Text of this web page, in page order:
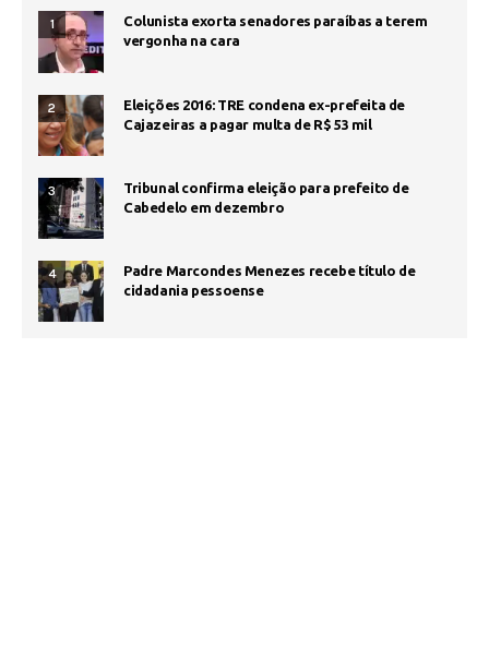
1
Colunista exorta senadores paraíbas a terem
vergonha na cara
2
Eleições 2016: TRE condena ex-prefeita de
Cajazeiras a pagar multa de R$ 53 mil
3
Tribunal confirma eleição para prefeito de
Cabedelo em dezembro
4
Padre Marcondes Menezes recebe título de
cidadania pessoense